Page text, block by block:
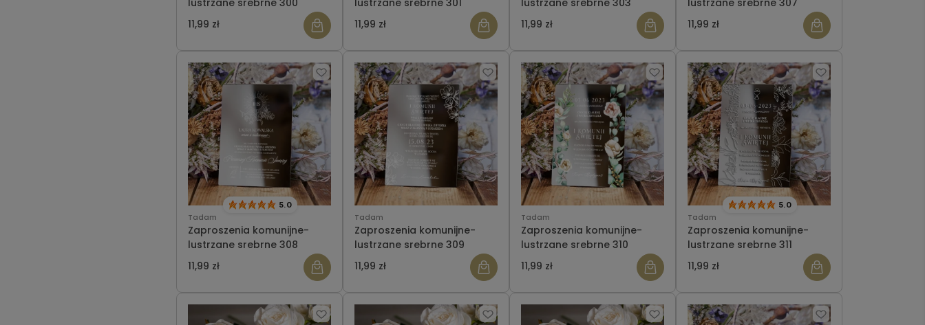
lustrzane srebrne 300
11,99 zł
lustrzane srebrne 301
11,99 zł
lustrzane srebrne 303
11,99 zł
lustrzane srebrne 307
11,99 zł
Tadam
Zaproszenia komunijne-
lustrzane srebrne 308
5.0
11,99 zł
Tadam
Zaproszenia komunijne-
lustrzane srebrne 309
11,99 zł
Tadam
Zaproszenia komunijne-
lustrzane srebrne 310
11,99 zł
Tadam
Zaproszenia komunijne-
lustrzane srebrne 311
5.0
11,99 zł